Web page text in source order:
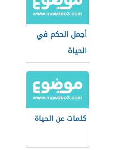
أجمل الحكم في
الحياة
كلمات عن الحياة